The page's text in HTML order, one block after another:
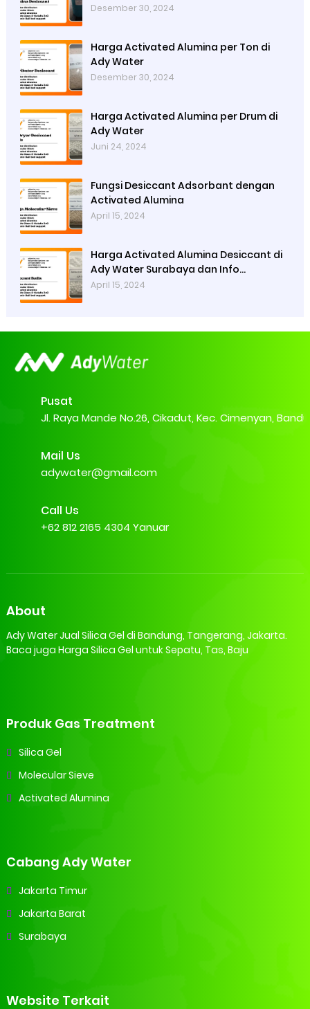
Desember 30, 2024
Harga Activated Alumina per Ton di
Ady Water
Desember 30, 2024
Harga Activated Alumina per Drum di
Ady Water
Juni 24, 2024
Fungsi Desiccant Adsorbant dengan
Activated Alumina
April 15, 2024
Harga Activated Alumina Desiccant di
Ady Water Surabaya dan Info
Pembelian
April 15, 2024
Pusat
Jl. Raya Mande No.26, Cikadut, Kec. Cimenyan,
Mail Us
adywater@gmail.com
Call Us
+62 812 2165 4304 Yanuar
About
Ady Water Jual Silica Gel di Bandung, Tangerang, Jakarta.
Baca juga Harga Silica Gel untuk Sepatu, Tas, Baju
Produk Gas Treatment
Silica Gel
Molecular Sieve
Activated Alumina
Cabang Ady Water
Jakarta Timur
Jakarta Barat
Surabaya
Website Terkait